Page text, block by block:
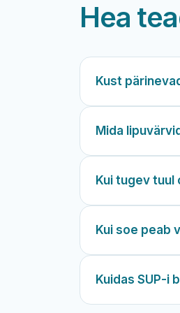
Hea
Kust
Mida
Kui tugev tuul
Kui soe peab
Kuidas SUP-i